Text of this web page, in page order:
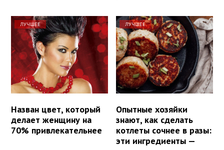
ЛУЧШЕЕ
Назван цвет, который
делает женщину на
70% привлекательнее
ЛУЧШЕЕ
Опытные хозяйки
знают, как сделать
котлеты сочнее в разы:
эти ингредиенты —